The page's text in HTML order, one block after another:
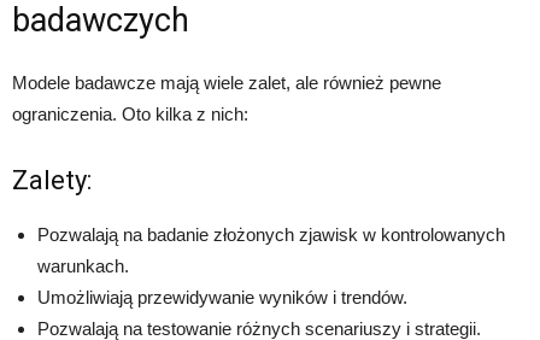
badawczych
Modele badawcze mają wiele zalet, ale również pewne
ograniczenia. Oto kilka z nich:
Zalety:
Pozwalają na badanie złożonych zjawisk w kontrolowanych
warunkach.
Umożliwiają przewidywanie wyników i trendów.
Pozwalają na testowanie różnych scenariuszy i strategii.